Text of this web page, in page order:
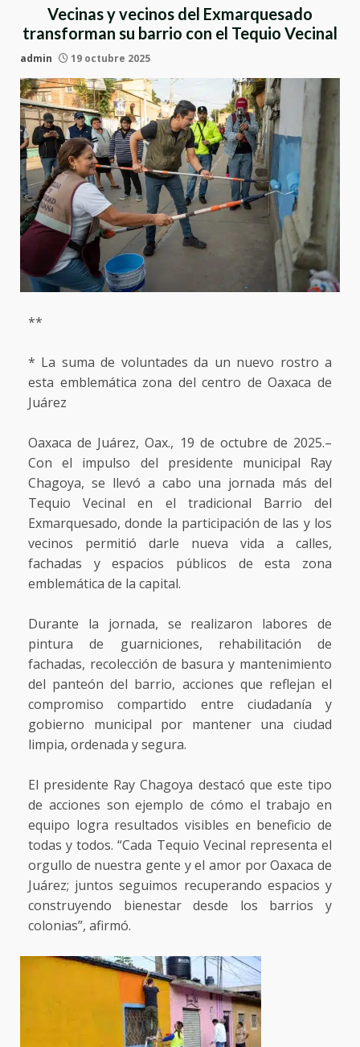
Vecinas y vecinos del Exmarquesado
transforman su barrio con el Tequio Vecinal
admin 19 octubre 2025
**
* La suma de voluntades da un nuevo rostro a
esta emblemática zona del centro de Oaxaca de
Juárez
Oaxaca de Juárez, Oax., 19 de octubre de 2025.–
Con el impulso del presidente municipal Ray
Chagoya, se llevó a cabo una jornada más del
Tequio Vecinal en el tradicional Barrio del
Exmarquesado, donde la participación de las y los
vecinos permitió darle nueva vida a calles,
fachadas y espacios públicos de esta zona
emblemática de la capital.
Durante la jornada, se realizaron labores de
pintura de guarniciones, rehabilitación de
fachadas, recolección de basura y mantenimiento
del panteón del barrio, acciones que reflejan el
compromiso compartido entre ciudadanía y
gobierno municipal por mantener una ciudad
limpia, ordenada y segura.
El presidente Ray Chagoya destacó que este tipo
de acciones son ejemplo de cómo el trabajo en
equipo logra resultados visibles en beneficio de
todas y todos. “Cada Tequio Vecinal representa el
orgullo de nuestra gente y el amor por Oaxaca de
Juárez; juntos seguimos recuperando espacios y
construyendo bienestar desde los barrios y
colonias”, afirmó.